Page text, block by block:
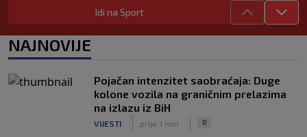
OSTALI SPORTOVI
Slavni klub potresa kriza: Kultni
stadion u Italiji bit će prazan na
početku sezone, navijači objavili rat
upravi
Idi na Sport
NAJNOVIJE
Pojačan intenzitet saobraćaja: Duge
kolone vozila na graničnim prelazima
na izlazu iz BiH
VIJESTI prije 1 min 0